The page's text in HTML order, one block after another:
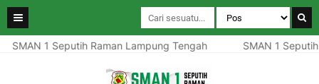
SMAN 1 Seputih Raman Lampung Tengah SMAN 1